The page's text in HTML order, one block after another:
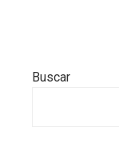
Buscar